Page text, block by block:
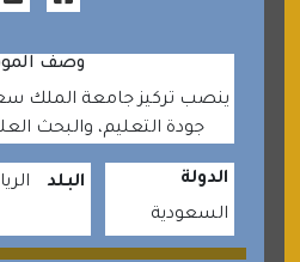
وصف
ينصب تركيز جامعة الملك
جودة التعليم، والبحث
الدولة
السعودية
البلد